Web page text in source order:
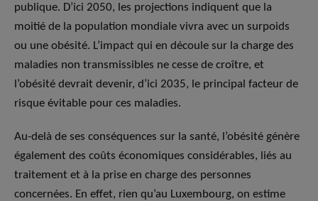
publique. D’ici 2050, les projections indiquent que la
moitié de la population mondiale vivra avec un surpoids
ou une obésité. L’impact qui en découle sur la charge des
maladies non transmissibles ne cesse de croître, et
l’obésité devrait devenir, d’ici 2035, le principal facteur de
risque évitable pour ces maladies.
Au-delà de ses conséquences sur la santé, l’obésité génère
également des coûts économiques considérables, liés au
traitement et à la prise en charge des personnes
concernées. En effet, rien qu’au Luxembourg, on estime